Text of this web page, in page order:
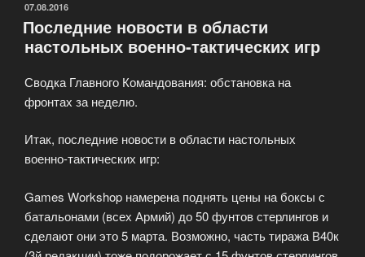
тратить
свои
ОПУБЛИКОВАНО
07.08.2016
Последние новости в области
настольных военно-тактических игр
Сводка Главного Командования: обстановка на
фронтах за неделю.
Итак, последние новости в области настольных
военно-тактических игр:
Games Workshop намерена поднять цены на боксы с
батальонами (всех Армий) до 50 фунтов стерлингов и
сделают они это 5 марта. Возможно, часть тиража В40к